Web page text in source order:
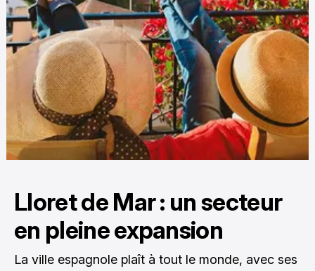
Lloret de Mar : un secteur
en pleine expansion
La ville espagnole plaît à tout le monde, avec ses